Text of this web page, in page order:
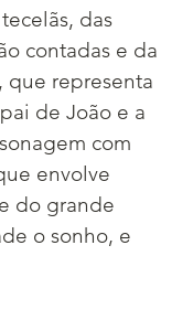
das
contadas e da
que representa
de João e a
com
envolve
do grande
o sonho, e